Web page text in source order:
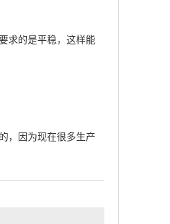
求的是平稳，这样能
，因为现在很多生产